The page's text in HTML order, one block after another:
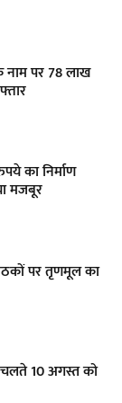
नाम पर 78 लाख
का निर्माण
मजबूर
पर तृणमूल का
चलते 10 अगस्त को